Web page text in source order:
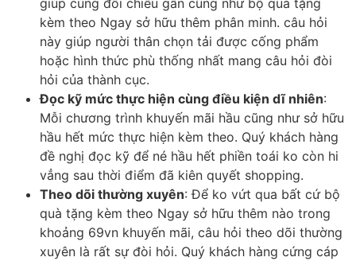
giúp cùng đối chiếu gần cũng như bộ quà tặng
kèm theo Ngay sở hữu thêm phân minh. câu hỏi
này giúp người thân chọn tải được cống phẩm
hoặc hình thức phù thống nhất mang câu hỏi đòi
hỏi của thành cục.
Đọc kỹ mức thực hiện cùng điều kiện dĩ nhiên:
Mỗi chương trình khuyến mãi hầu cũng như sở hữu
hầu hết mức thực hiện kèm theo. Quý khách hàng
đề nghị đọc kỹ để né hầu hết phiền toái ko còn hi
vẳng sau thời điểm đã kiên quyết shopping.
Theo dõi thường xuyên: Để ko vứt qua bất cứ bộ
quà tặng kèm theo Ngay sở hữu thêm nào trong
khoảng 69vn khuyến mãi, câu hỏi theo dõi thường
xuyên là rất sự đòi hỏi. Quý khách hàng cứng cáp